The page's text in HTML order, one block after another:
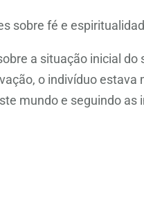
sobre fé e
a situação inicial do
o indivíduo estava
mundo e seguindo as